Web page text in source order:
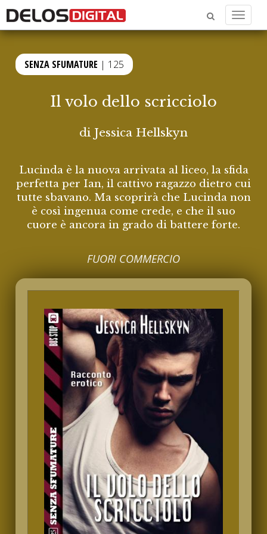
Menu
SENZA SFUMATURE | 125
Il volo dello scricciolo
di Jessica Hellskyn
Lucinda è la nuova arrivata al liceo, la sfida
perfetta per Ian, il cattivo ragazzo dietro cui
tutte sbavano. Ma scoprirà che Lucinda non
è così ingenua come crede, e che il suo
cuore è ancora in grado di battere forte.
FUORI COMMERCIO